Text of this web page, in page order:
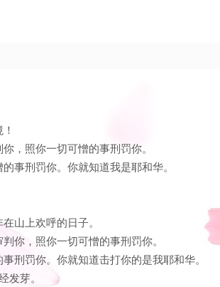
，照你一切可憎的事刑罚你。
事刑罚你。你就知道我是耶和华。
山上欢呼的日子。
你，照你一切可憎的事刑罚你。
刑罚你。你就知道击打你的是我耶和华。
芽。